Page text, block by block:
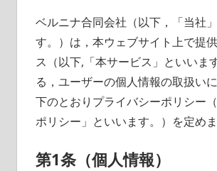
ベルニナ合同会社（以下，「当社
す。）は，本ウェブサイト上で提
ス（以下,「本サービス」といいま
る，ユーザーの個人情報の取扱い
下のとおりプライバシーポリシー
ポリシー」といいます。）を定めま
第1条（個人情報）